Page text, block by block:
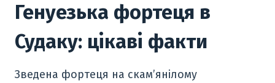
Генуезька фортеця в
Судаку: цікаві факти
Зведена фортеця на скам’янілому